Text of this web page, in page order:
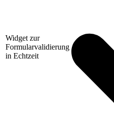
Widget zur
Formularvalidierung
in Echtzeit